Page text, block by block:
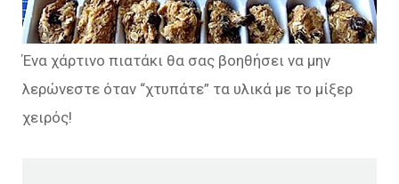
Ένα χάρτινο πιατάκι θα σας βοηθήσει να μην
λερώνεστε όταν “χτυπάτε” τα υλικά με το μίξερ
χειρός!